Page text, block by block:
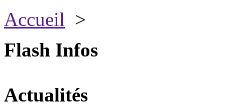
Accueil >
Flash Infos
Actualités